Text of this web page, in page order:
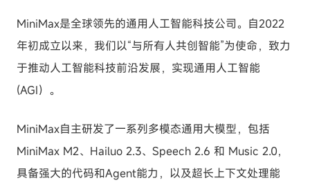
MiniMax是全球领先的通用人工智能科技公司。自2022
年初成立以来，我们以“与所有人共创智能”为使命，致力
于推动人工智能科技前沿发展，实现通用人工智能
(AGI）。
MiniMax自主研发了一系列多模态通用大模型，包括
MiniMax M2、Hailuo 2.3、Speech 2.6 和 Music 2.0，
具备强大的代码和Agent能力，以及超长上下文处理能